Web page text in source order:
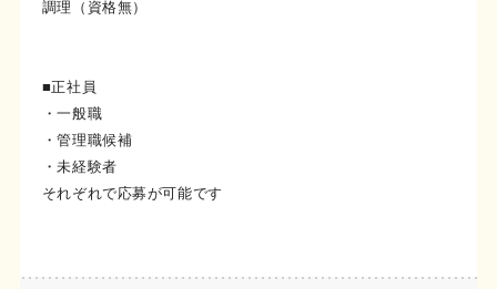
調理（資格無）
■正社員
・一般職
・管理職候補
・未経験者
それぞれで応募が可能です